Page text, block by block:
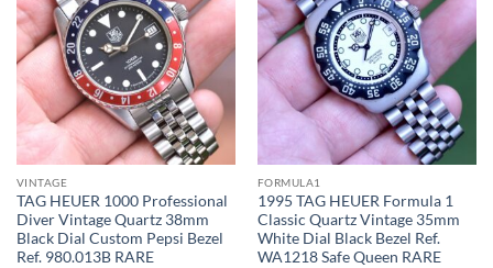
Wishlist
VINTAGE
TAG HEUER 1000 Professional
Diver Vintage Quartz 38mm
Black Dial Custom Pepsi Bezel
Ref. 980.013B RARE
Wishlist
FORMULA1
1995 TAG HEUER Formula 1
Classic Quartz Vintage 35mm
White Dial Black Bezel Ref.
WA1218 Safe Queen RARE